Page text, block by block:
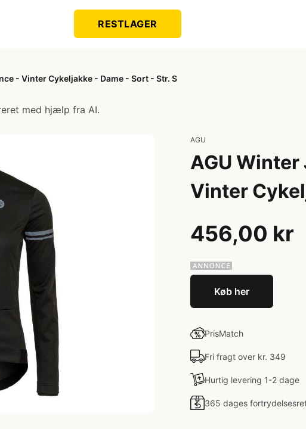
RESTLAGER
- Vinter Cykeljakke - Dame - Sort - Str. S
med hjælp fra AI.
AGU
AGU
Vinter
456,00 kr
Køb her
PrisMatch
Fri fragt over kr. 349
Hurtig levering 1-2 dage
365 dages